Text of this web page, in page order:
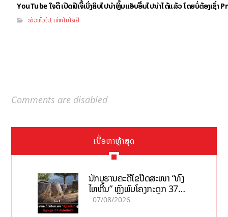
YouTube ໃຈດີ ເປີດຟີເຈີ້ເບິ່ງຄິບໄປນຳຫຼິ້ນແອັບອື່ນໄປນຳໄດ້ແລ້ວ ໂດຍບໍ່ຕ້ອງເຊົ່າ
ຂ່າວທົ່ວໄປ,ເທັກໂນໂລຢີ
Comments are disabled
ເນື້ອຫາຫຼ້າສຸດ
ນັກບູຮານຄະດີໄຂປິດສະໜາ “ທົ່ງ
ໄຫຫີນ” ຫຼັງພົບໂຄງກະດູກ 37
ຄົນໃນຫີນຍັກ
07/08/2026